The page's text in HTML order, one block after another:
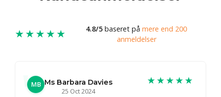
★★★★★ 4.8/5 baseret på mere end 200
anmeldelser
MB Ms Barbara Davies
25 Oct 2024
★★★★★